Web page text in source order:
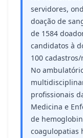
servidores,
doação de
de 1584
candidatos à
100 cadastros/
No
profissionais
Medicina e
de
coagulopatias